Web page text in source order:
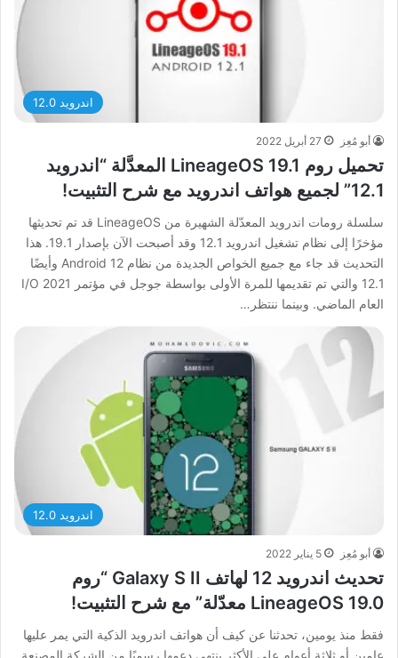
اندرويد 12.0
أبو مُعِز 27 أبريل 2022
تحميل روم LineageOS 19.1 المعدَّلة “اندرويد
12.1” لجميع هواتف اندرويد مع شرح التثبيت!
سلسلة رومات اندرويد المعدّلة الشهيرة من LineageOS قد تم تحديثها
مؤخرًا إلى نظام تشغيل اندرويد 12.1 وقد أصبحت الآن بإصدار 19.1. هذا
التحديث قد جاء مع جميع الخواص الجديدة من نظام Android 12 وأيضًا
12.1 والتي تم تقديمها للمرة الأولى بواسطة جوجل في مؤتمر I/O 2021
العام الماضي. وبينما ننتظر…
اندرويد 12.0
أبو مُعِز 5 يناير 2022
تحديث اندرويد 12 لهاتف Galaxy S II “روم
LineageOS 19.0 معدّلة” مع شرح التثبيت!
فقط منذ يومين، تحدثنا عن كيف أن هواتف اندرويد الذكية التي يمر عليها
عامين أو ثلاثة أعوام على الأكثر ينتهي دعمها رسميًا من الشركة المصنعة